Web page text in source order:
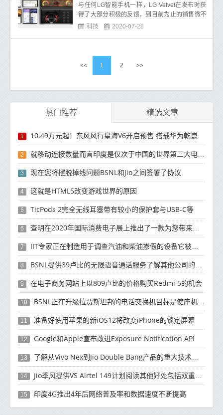
与任何LG智能手机一样，LG Velvet在发布时获
得了大部分积极的反馈，到目前为止的销售微不
足道。尽管偏离了LG多年的设计，但根据新的命
科技 2020-07-28
<< 1 2 >>
热门推荐 精选文章
1 10.49万元起！东风风行星海V6开启预售 搭载华为乾崑
2 就移动连接数量而言印度是仅次于中国的世界第二大电信市场
3 现在您将摆脱掉线问题BSNL和Jio之间签署了协议
4 这就是HTML5改变游戏世界的原因
5 TicPods 2完全无线耳塞带有较小的保护套与USB-C等
6 查明在2020年国际消费电子展上推出了一款为您带来厕纸的机器人
7 IIT专家正在制造用于调查汽油和柴油掺假的设备它被称为Fuel Quantifier Advance
8 BSNL提供39卢比的无限语音通话服务了解其他公司的便宜套餐
9 在电子商务网站上以809卢比的价格购买Redmi 5的机会
10 BSNL正在升级拉贾斯坦邦的电话交换机目标是使座机像智能手机一样工作
11 准备好使用苹果的新iOS12将改变iPhone的锁定屏幕
12 Google和Apple宣布改进Exposure Notification API
13 了解从Vivo Nex到Jio Double Bang产品的重大技术更新
14 Jio季风提供VS Airtel 149计划阅读其他好处包括双重数据
15 印度4G推出4年后网络普及率和数据速度不断提高